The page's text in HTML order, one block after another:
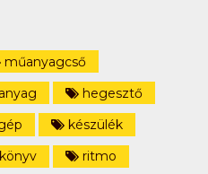
műanyagcső
hegesztő
készülék
ritmo